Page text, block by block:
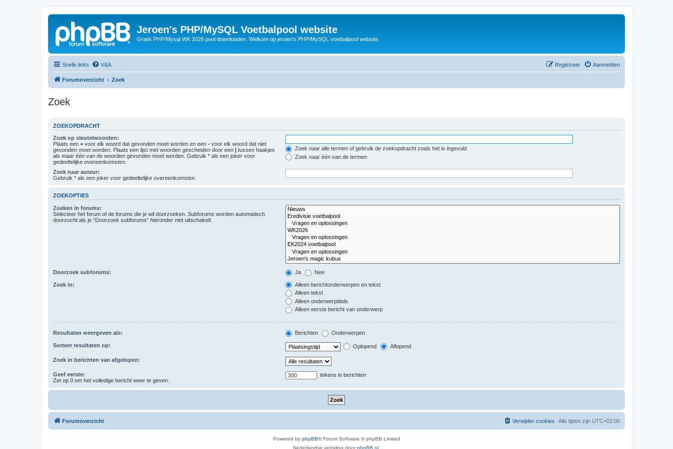
Jeroen's PHP/MySQL Voetbalpool website
Gratis PHP/Mysql WK 2026 pool downloaden. Welkom op jeroen's PHP/MySQL voetbalpool website.
Snelle links V&A Aanmelden
Registreer
Forumoverzicht Zoek
Zoek
ZOEKOPDRACHT
Zoek op sleutelwoorden:
Plaats een + voor elk woord dat gevonden moet worden en een - voor elk woord dat niet
gevonden moet worden. Plaats een lijst met woorden gescheiden door een | tussen haakjes
als maar één van de woorden gevonden moet worden. Gebruik * als een joker voor
gedeeltelijke overeenkomsten.
Zoek naar alle termen of gebruik de zoekopdracht zoals het is ingevuld
Zoek naar één van de termen
Zoek naar auteur:
Gebruik * als een joker voor gedeeltelijke overeenkomsten.
ZOEKOPTIES
Zoeken in forums:
Selecteer het forum of de forums die je wil doorzoeken. Subforums worden automatisch
doorzocht als je “Doorzoek subforums“ hieronder niet uitschakelt.
Doorzoek subforums: Ja Nee
Zoek in:
Alleen berichtonderwerpen en tekst
Alleen tekst
Alleen onderwerptitels
Alleen eerste bericht van onderwerp
Resultaten weergeven als: Berichten Onderwerpen
Sorteer resultaten op: Oplopend Aflopend
Zoek in berichten van afgelopen:
Geef eerste:
Zet op 0 om het volledige bericht weer te geven.
tekens in berichten
Forumoverzicht Alle tijden zijn UTC+02:00
Verwijder cookies
Powered by phpBB® Forum Software © phpBB Limited
Nederlandse vertaling doorphpBB.nl